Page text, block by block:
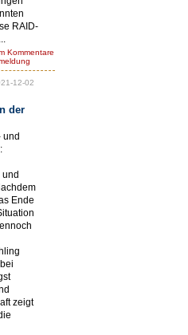
RAID-
Kommentare
12-02
der
und
und
Ende
zeigt